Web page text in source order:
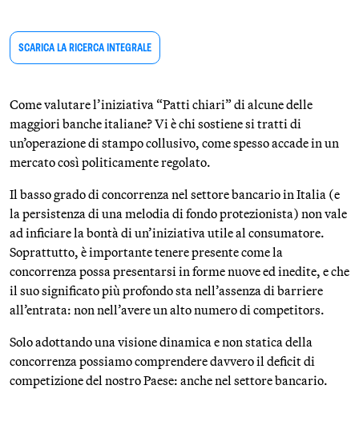
SCARICA LA RICERCA INTEGRALE
Come valutare l’iniziativa “Patti chiari” di alcune delle
maggiori banche italiane? Vi è chi sostiene si tratti di
un’operazione di stampo collusivo, come spesso accade in un
mercato così politicamente regolato.
Il basso grado di concorrenza nel settore bancario in Italia (e
la persistenza di una melodia di fondo protezionista) non vale
ad inficiare la bontà di un’iniziativa utile al consumatore.
Soprattutto, è importante tenere presente come la
concorrenza possa presentarsi in forme nuove ed inedite, e che
il suo significato più profondo sta nell’assenza di barriere
all’entrata: non nell’avere un alto numero di competitors.
Solo adottando una visione dinamica e non statica della
concorrenza possiamo comprendere davvero il deficit di
competizione del nostro Paese: anche nel settore bancario.